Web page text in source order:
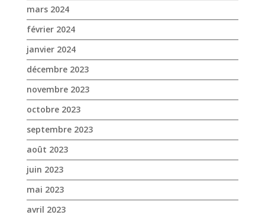
octobre 2023
septembre 2023
août 2023
juin 2023
mai 2023
avril 2023
mars 2023
janvier 2023
décembre 2022
novembre 2022